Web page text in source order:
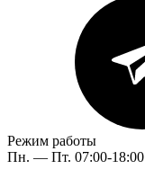
Режим работы
Пн. — Пт. 07:00-18:00